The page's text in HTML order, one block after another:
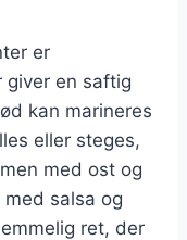
er
giver en saftig
kan marineres
eller steges,
med ost og
salsa og
ret, der